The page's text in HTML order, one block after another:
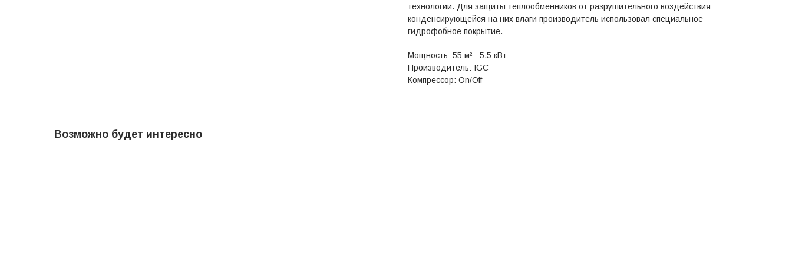
технологии. Для защиты теплообменников от разрушительного воздействия
конденсирующейся на них влаги производитель использовал специальное
гидрофобное покрытие.
Мощность: 55 м² - 5.5 кВт
Производитель: IGC
Компрессор: On/Off
Возможно будет интересно